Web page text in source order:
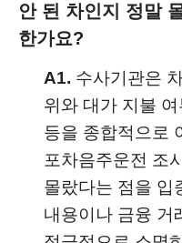
안 된 차인지 정말
한가요?
A1. 수사기관은
위와 대가 지불
등을 종합적으로
포차음주운전 조
몰랐다는 점을 입
내용이나 금융 거